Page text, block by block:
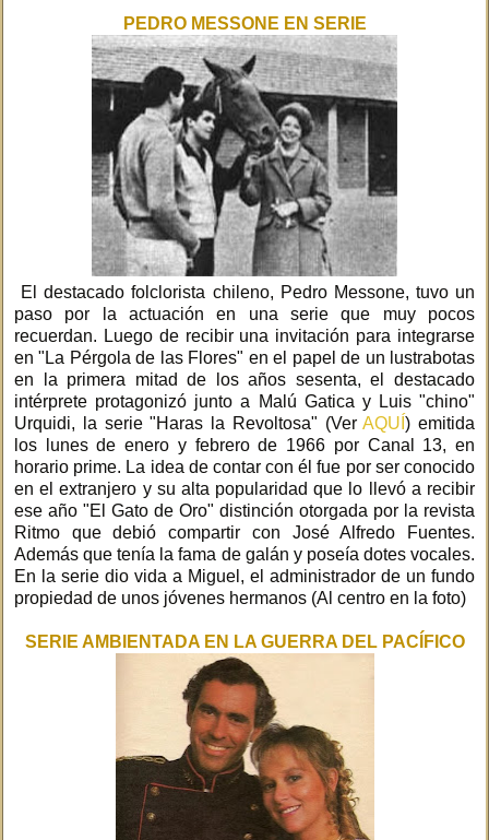
PEDRO MESSONE EN SERIE
El destacado folclorista chileno, Pedro Messone, tuvo un
paso por la actuación en una serie que muy pocos
recuerdan. Luego de recibir una invitación para integrarse
en "La Pérgola de las Flores" en el papel de un lustrabotas
en la primera mitad de los años sesenta, el destacado
intérprete protagonizó junto a Malú Gatica y Luis "chino"
Urquidi, la serie "Haras la Revoltosa" (VerAQUÍ) emitida
los lunes de enero y febrero de 1966 por Canal 13, en
horario prime. La idea de contar con él fue por ser conocido
en el extranjero y su alta popularidad que lo llevó a recibir
ese año "El Gato de Oro" distinción otorgada por la revista
Ritmo que debió compartir con José Alfredo Fuentes.
Además que tenía la fama de galán y poseía dotes vocales.
En la serie dio vida a Miguel, el administrador de un fundo
propiedad de unos jóvenes hermanos (Al centro en la foto)
SERIE AMBIENTADA EN LA GUERRA DEL PACÍFICO